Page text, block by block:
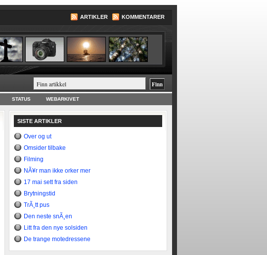
ARTIKLER KOMMENTARER
STATUS WEBARKIVET
SISTE ARTIKLER
Over og ut
Omsider tilbake
Filming
NÃ¥r man ikke orker mer
17 mai sett fra siden
Brytningstid
TrÃ¸tt pus
Den neste snÃ¸en
Litt fra den nye solsiden
De trange motedressene